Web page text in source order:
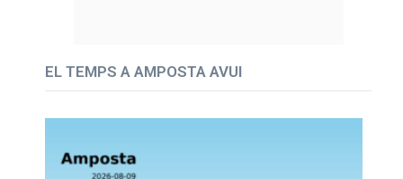
EL TEMPS A AMPOSTA AVUI